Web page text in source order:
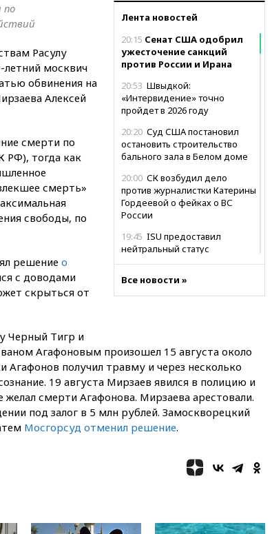
Лента новостей
20:15 Сенат США одобрил
ужесточение санкций
против России и Ирана
20:53 Швыдкой:
«Интервидение» точно
пройдет в 2026 году
20:20 Суд США постановил
остановить строительство
бального зала в Белом доме
20:00 СК возбудил дело
против журналистки Катерины
Гордеевой о фейках о ВС
России
19:45 ISU предоставил
нейтральный статус
19:35Зеленский впервые
Французских Альпах
19:00 Открытое горение на
складе в Брянске
ликвидировано
18:55
Минобороны отчиталось
об ударах по двум украинским
Школьники из РФ стали
абсолютными чемпионами на
результате удара ВСУ по
Все новости »
по
Расулу
летний москвич
обвинения на
Алексей
смерти по
РФ), тогда как
смерть»
свободы, по
решение о
с доводами
скрыться от
Черный Тигр и
Агафоновым произошел 15 августа около
Агафонов получил травму и через несколько
19 августа Мирзаев явился в полицию и
желал смерти Агафонова. Мирзаева арестовали.
под залог в 5 млн рублей. Замоскворецкий
Мосгорсуд отменил решение.